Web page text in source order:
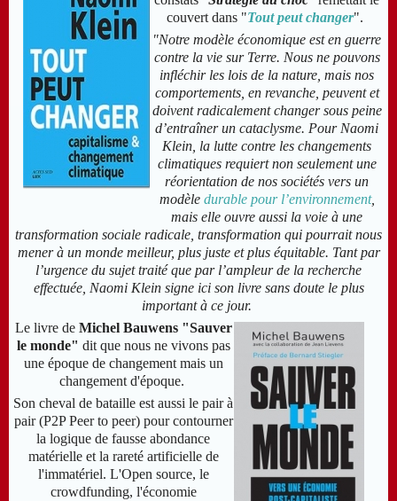
couvertdans "Tout peut changer".
"Notre modèle économique est en guerre
contre la vie sur Terre. Nous ne pouvons
infléchir les lois de la nature, mais nos
comportements, en revanche, peuvent et
doivent radicalement changer sous peine
d’entraîner un cataclysme. Pour Naomi
Klein, la lutte contre les changements
climatiques requiert non seulement une
réorientation de nos sociétés vers un
modèle durable pour l’environnement,
mais elle ouvre aussi la voie à une
transformation sociale radicale, transformation qui pourrait nous
mener à un monde meilleur, plus juste et plus équitable. Tant par
l’urgence du sujet traité que par l’ampleur de la recherche
effectuée, Naomi Klein signe ici son livre sans doute le plus
important à ce jour.
Le livre de Michel Bauwens "Sauver
le monde" dit que nous ne vivons pas
une époque de changement mais un
changement d'époque.
Son cheval de bataille est aussi le pair à
pair (P2P Peer to peer) pour contourner
la logique de fausse abondance
matérielle et la rareté artificielle de
l'immatériel. L'Open source, le
crowdfunding, l'économie